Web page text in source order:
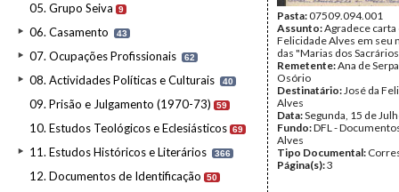
05. Grupo Seiva 9
06. Casamento 43
07. Ocupações Profissionais 62
08. Actividades Políticas e Culturais 40
09. Prisão e Julgamento (1970-73) 59
10. Estudos Teológicos e Eclesiásticos 69
11. Estudos Históricos e Literários 366
12. Documentos de Identificação 50
Pasta:07509.094.001
Assunto:Agradece carta
Felicidade Alves em seu
das "Marias dos
Remetente:Ana de
Osório
Destinatário:José da
Alves
Data:Segunda, 15 de
Fundo:DFL -
Alves
Tipo Documental:
Página(s):3